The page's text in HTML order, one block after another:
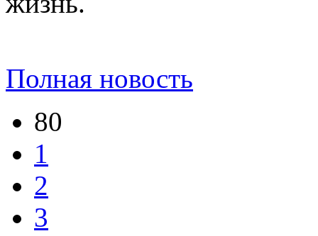
Полная новость
80
1
2
3